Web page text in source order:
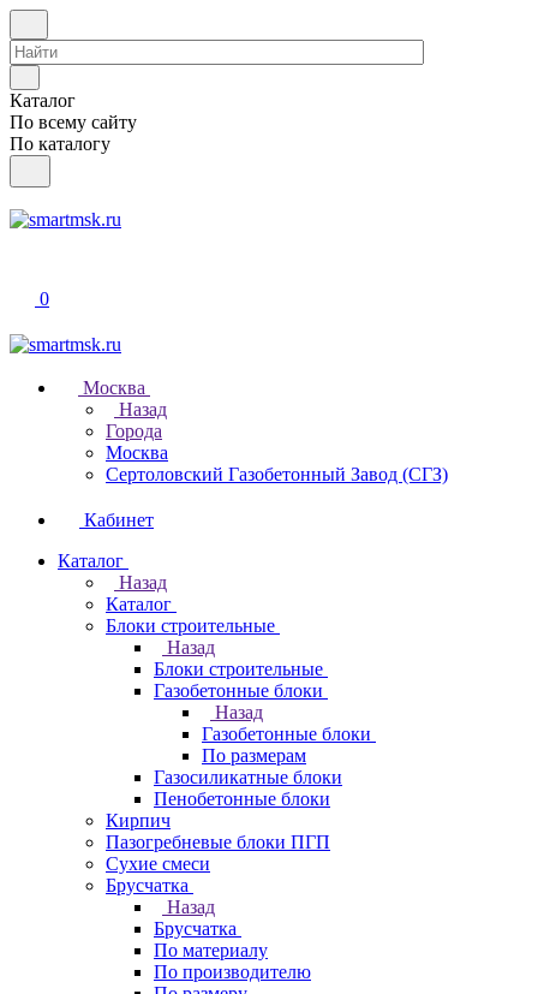
Каталог
По всему сайту
По каталогу
0
Москва
Назад
Города
Москва
Сертоловский Газобетонный Завод (СГЗ)
Кабинет
Каталог
Назад
Каталог
Блоки строительные
Назад
Блоки строительные
Газобетонные блоки
Назад
Газобетонные блоки
По размерам
Газосиликатные блоки
Пенобетонные блоки
Кирпич
Пазогребневые блоки ПГП
Сухие смеси
Брусчатка
Назад
Брусчатка
По материалу
По производителю